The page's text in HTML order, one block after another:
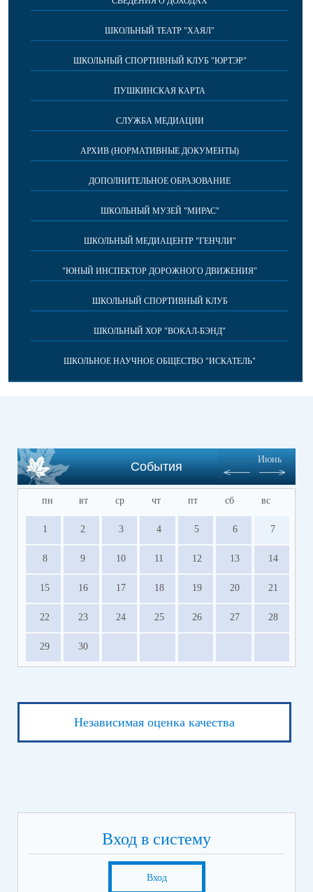
ШКОЛЬНЫЙ ТЕАТР "ХАЯЛ"
ШКОЛЬНЫЙ СПОРТИВНЫЙ КЛУБ "ЮРТЭР"
ПУШКИНСКАЯ КАРТА
СЛУЖБА МЕДИАЦИИ
АРХИВ (НОРМАТИВНЫЕ ДОКУМЕНТЫ)
ДОПОЛНИТЕЛЬНОЕ ОБРАЗОВАНИЕ
ШКОЛЬНЫЙ МУЗЕЙ "МИРАС"
ШКОЛЬНЫЙ МЕДИАЦЕНТР "ГЕНЧЛИ"
"ЮНЫЙ ИНСПЕКТОР ДОРОЖНОГО ДВИЖЕНИЯ"
ШКОЛЬНЫЙ СПОРТИВНЫЙ КЛУБ
ШКОЛЬНЫЙ ХОР "ВОКАЛ-БЭНД"
ШКОЛЬНОЕ НАУЧНОЕ ОБЩЕСТВО "ИСКАТЕЛЬ"
События
Июнь
пн вт ср чт пт сб вс
1 2 3 4 5 6 7
8 9 10 11 12 13 14
15 16 17 18 19 20 21
22 23 24 25 26 27 28
29 30
Независимая оценка качества
Вход в систему
Вход